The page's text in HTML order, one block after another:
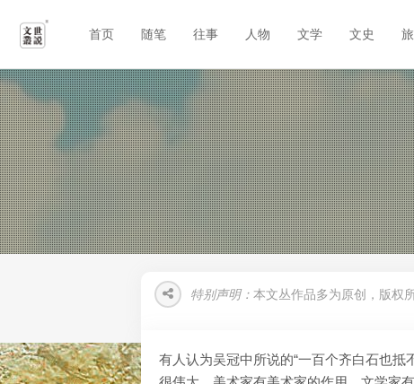
首页 随笔 往事 人物 文学 文史
特别声明： 本文丛作品多为原创，版权
有人认为吴冠中所说的“一百个齐白石也抵